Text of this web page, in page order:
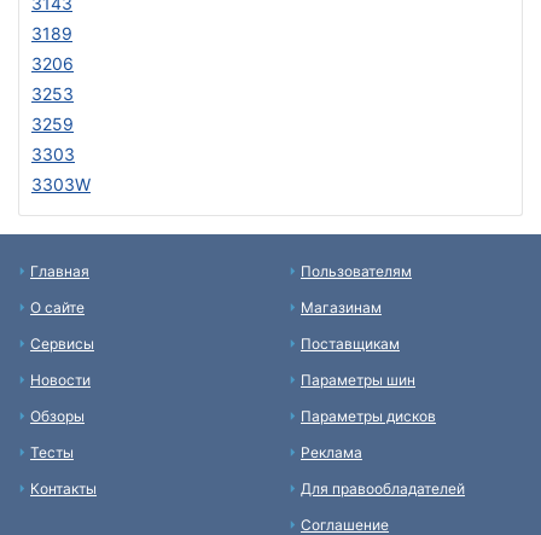
3189
3206
3253
3259
3303
3303W
Главная
О сайте
Сервисы
Новости
Обзоры
Тесты
Контакты
Пользователям
Магазинам
Поставщикам
Параметры шин
Параметры дисков
Реклама
Для правообладателей
Соглашение